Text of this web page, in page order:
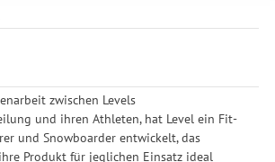
von Streaming-Inhalten und der
Analyse, Reichweitenmessungen,
einzelnen Funktionen, den Drittanbietern
finden Sie unter Einstellungen. Diese
für die Nutzung unserer Website nicht
bis sie widerrufen wird. Sie können Ihre
Einstellungen lediglich für bestimmte
zwischen Levels
und ihren Athleten, hat Level ein Fit-
und Snowboarder entwickelt, das
Produkt für jeglichen Einsatz ideal